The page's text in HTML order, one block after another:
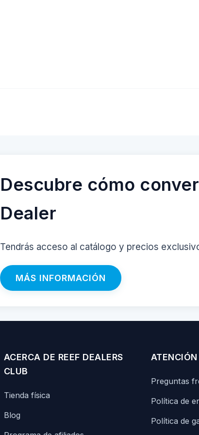
Descubre cómo
Dealer
Tendrás acceso al catálogo y precios
MÁS INFORMACIÓN
ACERCA DE REEF DEALERS
CLUB
Tienda física
Blog
Preguntas
Política de
Política de